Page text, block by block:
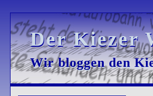
Der Kiezer
Der Kiezer
Wir bloggen den
Wir bloggen den